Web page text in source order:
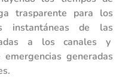
trasparente para los
instantáneas de las
a los canales y
generadas